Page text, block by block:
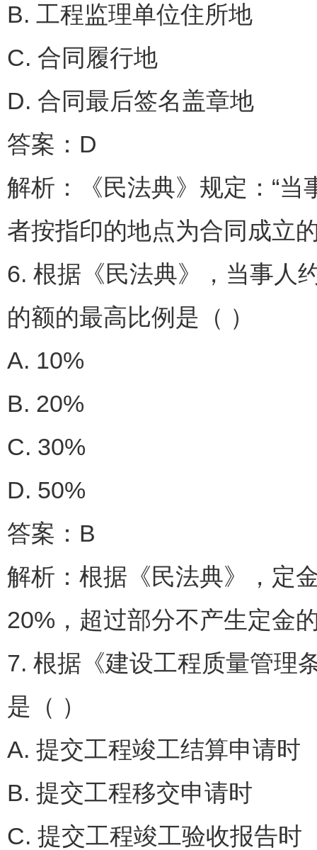
B. 工程监理单位住所地
C. 合同履行地
D. 合同最后签名盖章地
答案：D
解析：《民法典》规定：“
者按指印的地点为合同成立
6. 根据《民法典》，当事人
的额的最高比例是（ ）
A. 10%
B. 20%
C. 30%
D. 50%
答案：B
解析：根据《民法典》，定
20%，超过部分不产生定金
7. 根据《建设工程质量管理
是（ ）
A. 提交工程竣工结算申
B. 提交工程移交申请时
C. 提交工程竣工验收报